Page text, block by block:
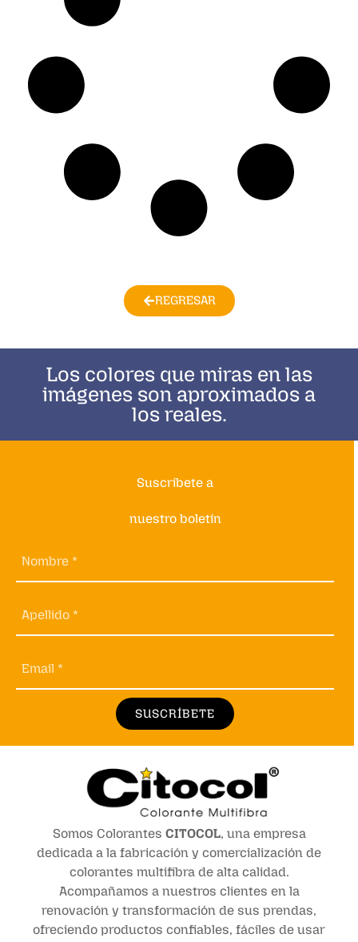
REGRESAR
Los colores que miras en las
imágenes son aproximados a
los reales.
Suscríbete a
nuestro boletín
Nombre *
Apellido *
Email *
SUSCRÍBETE
Somos Colorantes CITOCOL, una empresa
dedicada a la fabricación y comercialización de
colorantes multifibra de alta calidad.
Acompañamos a nuestros clientes en la
renovación y transformación de sus prendas,
ofreciendo productos confiables, fáciles de usar